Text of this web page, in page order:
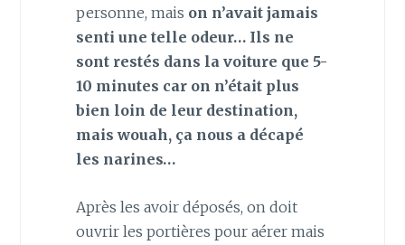
personne, mais on n’avait jamais
senti une telle odeur… Ils ne
sont restés dans la voiture que 5-
10 minutes car on n’était plus
bien loin de leur destination,
mais wouah, ça nous a décapé
les narines…
Après les avoir déposés, on doit
ouvrir les portières pour aérer mais